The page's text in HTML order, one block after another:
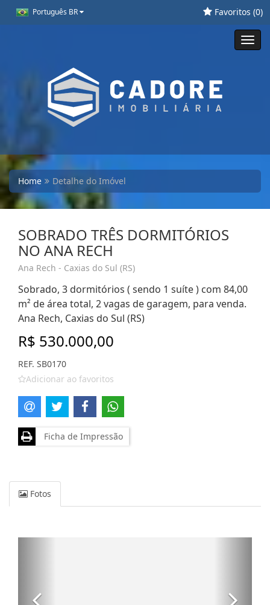
Português BR Favoritos (0)
Home Detalhe do Imóvel
SOBRADO TRÊS DORMITÓRIOS
NO ANA RECH
Ana Rech - Caxias do Sul (RS)
Sobrado, 3 dormitórios ( sendo 1 suíte ) com 84,00
m² de área total, 2 vagas de garagem, para venda.
Ana Rech, Caxias do Sul (RS)
R$ 530.000,00
REF. SB0170
Adicionar ao favoritos
Ficha de Impressão
Fotos